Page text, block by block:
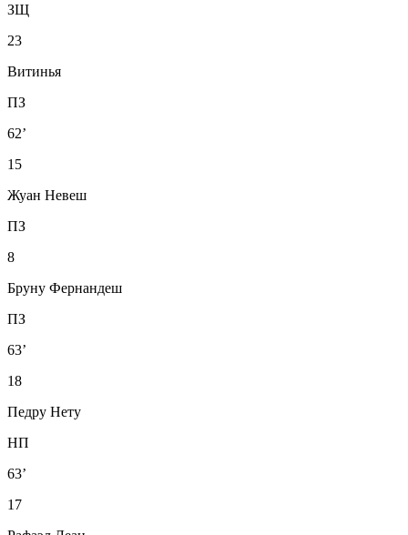
ЗЩ
23
Витинья
ПЗ
62’
15
Жуан Невеш
ПЗ
8
Бруну Фернандеш
ПЗ
63’
18
Педру Нету
НП
63’
17